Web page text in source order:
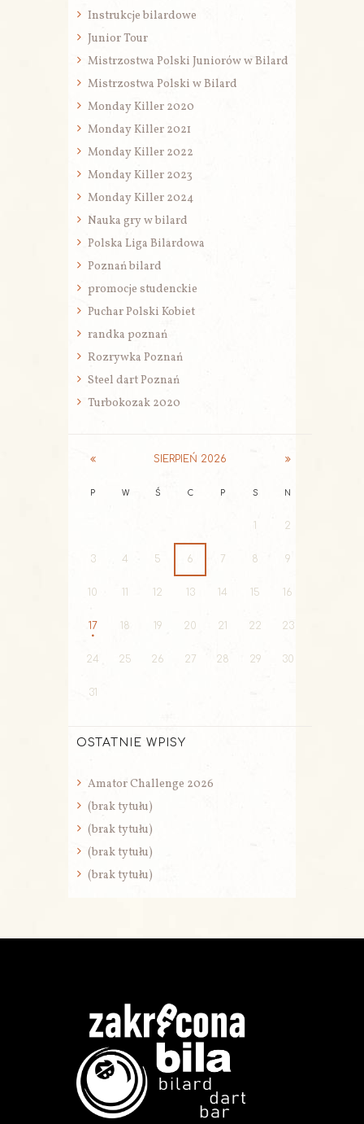
Instrukcje bilardowe
Junior Tour
Mistrzostwa Polski Juniorów w Bilard
Mistrzostwa Polski w Bilard
Monday Killer 2020
Monday Killer 2021
Monday Killer 2022
Monday Killer 2023
Monday Killer 2024
Nauka gry w bilard
Polska Liga Bilardowa
Poznań bilard
promocje studenckie
Puchar Polski Kobiet
randka poznań
Rozrywka Poznań
Steel dart Poznań
Turbokozak 2020
SIERPIEŃ 2026
P W Ś C P S N
2
3 4 5 6 7 8 9
10 11 12 13 14 15 16
17 18 19 20 21 22 23
24 25 26 27 28 29 30
31
OSTATNIE WPISY
Amator Challenge 2026
(brak tytułu)
(brak tytułu)
(brak tytułu)
(brak tytułu)